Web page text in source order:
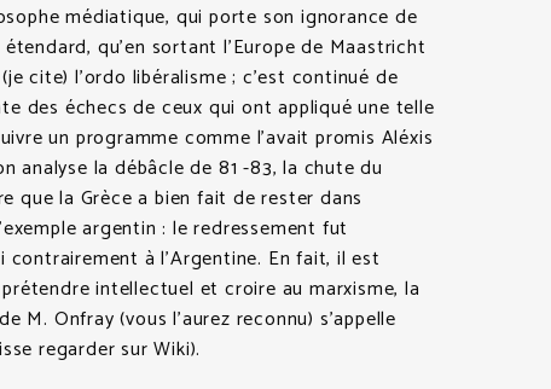
médiatique, qui porte son ignorance de
qu’en sortant l’Europe de Maastricht
cite) l’ordo libéralisme ; c’est continué de
des échecs de ceux qui ont appliqué une telle
un programme comme l’avait promis Aléxis
analyse la débâcle de 81 -83, la chute du
que la Grèce a bien fait de rester dans
argentin : le redressement fut
contrairement à l’Argentine. En fait, il est
intellectuel et croire au marxisme, la
M. Onfray (vous l’aurez reconnu) s’appelle
regarder sur Wiki).